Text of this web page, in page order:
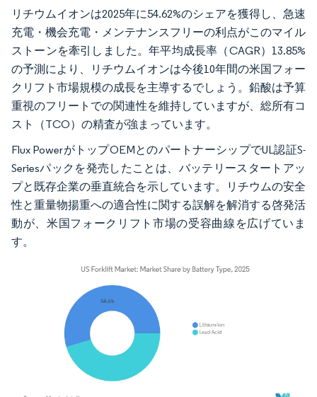
リチウムイオンは2025年に54.62%のシェアを獲得し、急速
充電・機会充電・メンテナンスフリーの利点がこのマイル
ストーンを牽引しました。年平均成長率（CAGR）13.85%
の予測により、リチウムイオンは今後10年間の米国フォー
クリフト市場規模の成長を主導するでしょう。鉛酸は予算
重視のフリートでの関連性を維持していますが、総所有コ
スト（TCO）の精査が強まっています。
Flux PowerがトップOEMとのパートナーシップでUL認証S-
Seriesパックを発売したことは、バッテリースタートアッ
プと既存企業の垂直統合を示しています。リチウムの安全
性と重量物揚重への適合性に関する誤解を解消する啓発活
動が、米国フォークリフト市場の受容曲線を広げていま
す。